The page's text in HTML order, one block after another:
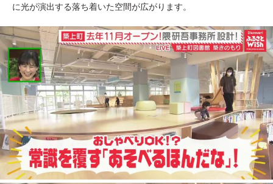
に光が演出する落ち着いた空間が広がります。